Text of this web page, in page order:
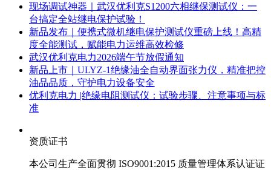
现场调试神器｜武汉优利克S1200六相继保测试仪：一
台搞定全站继电保护试验！
新品发布｜便携式微机继电保护测试仪重磅上线！高精
度全能测试，赋能电力运维高效检修
武汉优利克电力2026端午节放假通知
新品上市｜ULYZ-1绝缘油全自动界面张力仪，精准把控
油品品质，守护电力设备安全
优利克电力 |绝缘电阻测试仪：试验步骤、注意事项与标
准​
资质证书
本公司生产全面贯彻 ISO9001:2015 质量管理体系认证证